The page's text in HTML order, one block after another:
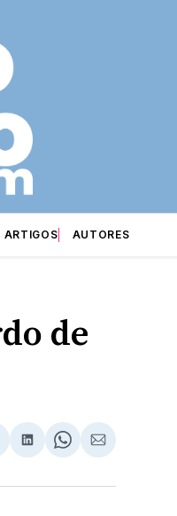
ARTIGOS AUTORES
de
Compartilhar
LinkedIn
Share
WhatsApp
Compartilhar
Email